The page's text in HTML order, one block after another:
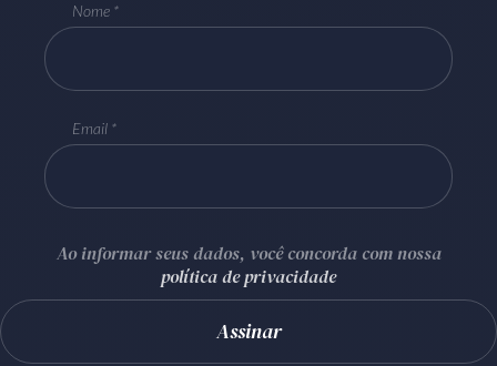
Nome
Email
Ao informar seus dados, você concorda com nossa
política de privacidade